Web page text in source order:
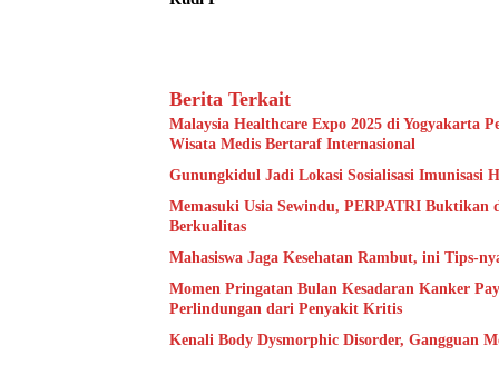
Berita Terkait
Malaysia Healthcare Expo 2025 di Yogyakarta
Wisata Medis Bertaraf Internasional
Gunungkidul Jadi Lokasi Sosialisasi Imunisasi
Memasuki Usia Sewindu, PERPATRI
Berkualitas
Mahasiswa Jaga Kesehatan Rambut, ini Tips-
Momen Pringatan Bulan Kesadaran Kanker
Perlindungan dari Penyakit Kritis
Kenali Body Dysmorphic Disorder, Gangguan